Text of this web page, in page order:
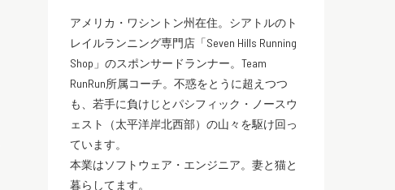
アメリカ・ワシントン州在住。シアトルのト
レイルランニング専門店「Seven Hills Running
Shop」のスポンサードランナー。Team
RunRun所属コーチ。不惑をとうに超えつつ
も、若手に負けじとパシフィック・ノースウ
ェスト（太平洋岸北西部）の山々を駆け回っ
ています。
本業はソフトウェア・エンジニア。妻と猫と
暮らしてます。